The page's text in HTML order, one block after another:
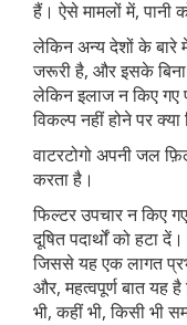
हैं। ऐसे मामलों में, पानी
लेकिन अन्य देशों के बारे
जरूरी है, और इसके बिना
लेकिन इलाज न किए गए
विकल्प नहीं होने पर
वाटरटोगो अपनी जल
करता है।
फिल्टर उपचार न किए
दूषित पदार्थों को हटा
जिससे यह एक लागत
और, महत्वपूर्ण बात यह
भी, कहीं भी, किसी भी